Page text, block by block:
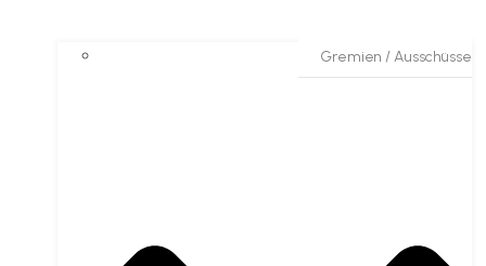
Gremien / Ausschüsse